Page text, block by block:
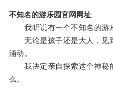
不知名的游乐园官网网址
我听说有一个不知名的游乐
无论是孩子还是大人，见
涌动。
我决定亲自探索这个神秘
么。